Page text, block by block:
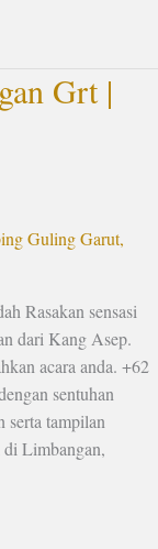
Grt |
Guling Garut,
Rasakan sensasi
dari Kang Asep.
acara anda. +62
sentuhan
serta tampilan
Limbangan,